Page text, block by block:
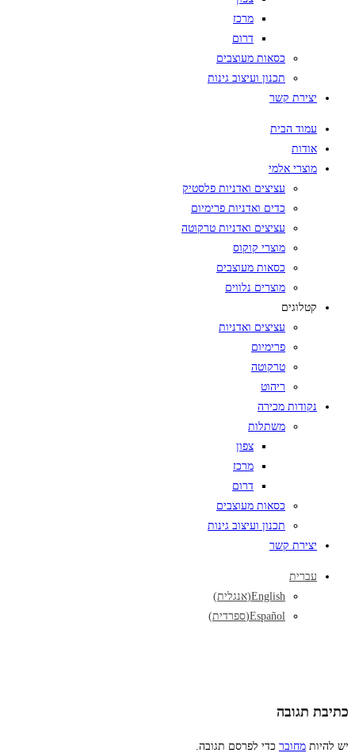
מרכז
דרום
כסאות מעוצבים
תכנון ועיצוב גינות
יצירת קשר
עמוד הבית
אודות
מוצרי אלמי
עציצים ואדניות פלסטיק
כדים ואדניות פרימיום
עציצים ואדניות טרקוטה
מוצרי קוקוס
כסאות מעוצבים
מוצרים נלווים
קטלוגים
עציצים ואדניות
פרימיום
טרקוטה
ריהוט
נקודות מכירה
משתלות
צפון
מרכז
דרום
כסאות מעוצבים
תכנון ועיצוב גינות
יצירת קשר
עברית
English
(אנגלית)
Español
(ספרדית)
כתיבת תגובה
יש להיות מחובר כדי לפרסם תגובה.